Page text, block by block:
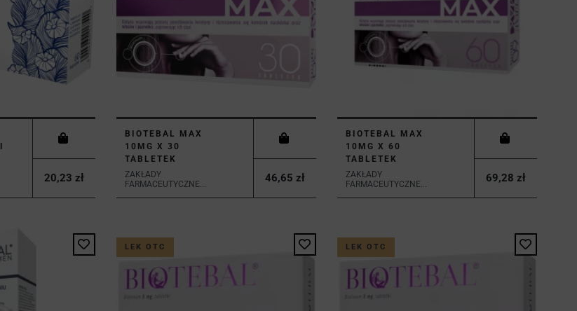
20,23 zł
BIOTEBAL MAX
10MG X 30
TABLETEK
ZAKŁADY
FARMACEUTYCZNE...
46,65 zł
BIOTEBAL MAX
10MG X 60
TABLETEK
ZAKŁADY
FARMACEUTYCZNE...
69,28 zł
LEK OTC LEK OTC